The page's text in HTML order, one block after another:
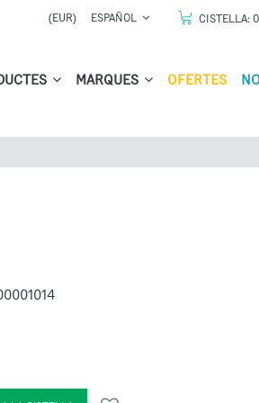
(EUR) ESPAÑOL CISTELLA:0
MARQUES OFERTES